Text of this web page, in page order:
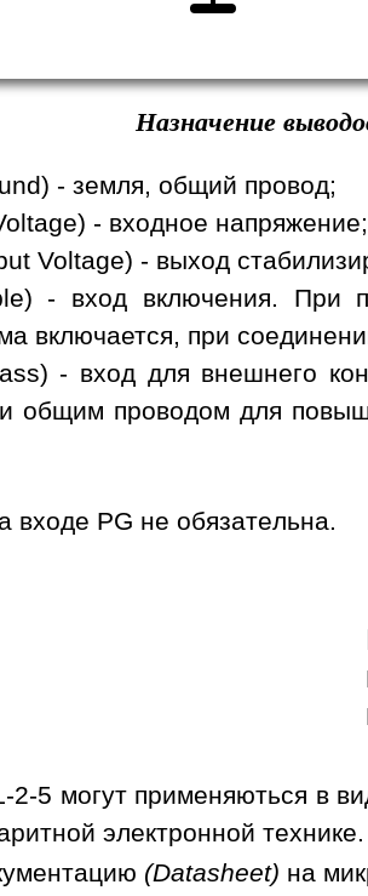
Назначение
- земля, общий провод;
- входное напряжение;
Voltage) - выход
- вход включения. При
включается, при
- вход для внешнего
общим проводом для
входе PG не обязательна.
5 могут применяються в
электронной технике.
(Datasheet) на